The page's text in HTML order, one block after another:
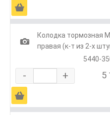
Ä
1
Колодка тормозная
правая (к-т из 2-х
5440-
- + 5
Ä